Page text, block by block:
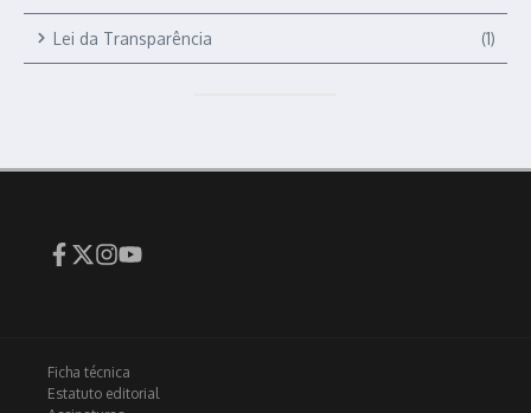
Lei da Transparência (1)
Ficha técnica
Estatuto editorial